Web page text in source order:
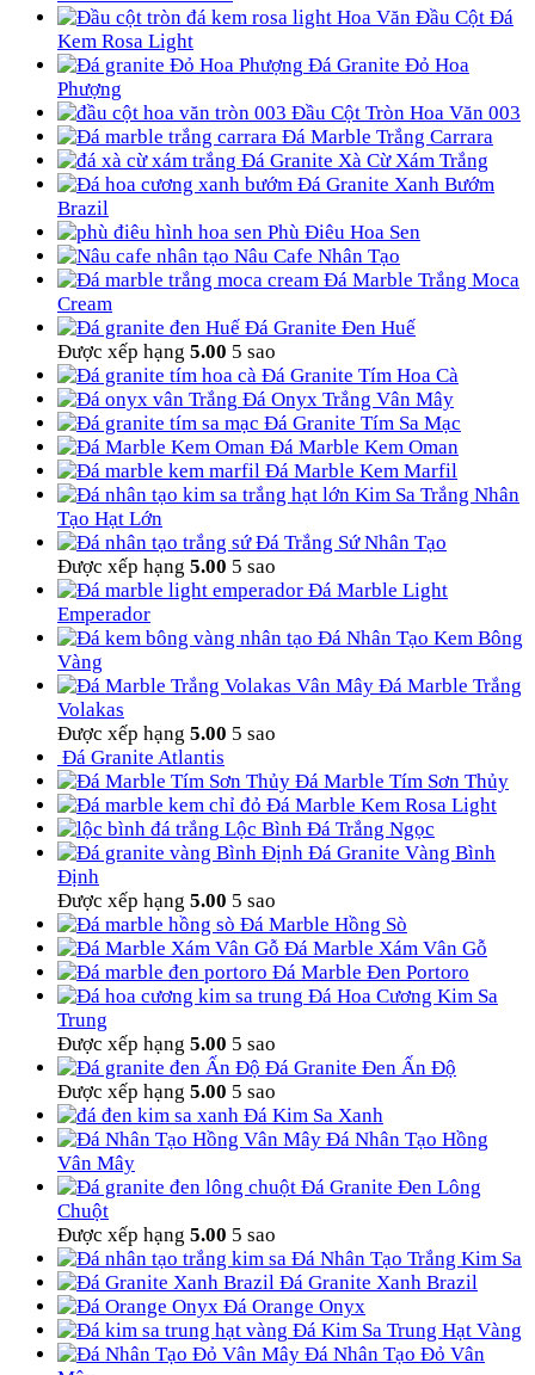
Hoa Văn Đầu Cột Đá
Kem Rosa Light
Đá Granite Đỏ Hoa
Phượng
Đầu Cột Tròn Hoa Văn 003
Đá Marble Trắng Carrara
Đá Granite Xà Cừ Xám Trắng
Đá Granite Xanh Bướm
Brazil
Phù Điêu Hoa Sen
Nâu Cafe Nhân Tạo
Đá Marble Trắng Moca
Cream
Đá Granite Đen Huế
Được xếp hạng 5.00 5 sao
Đá Granite Tím Hoa Cà
Đá Onyx Trắng Vân Mây
Đá Granite Tím Sa Mạc
Đá Marble Kem Oman
Đá Marble Kem Marfil
Kim Sa Trắng Nhân
Tạo Hạt Lớn
Đá Trắng Sứ Nhân Tạo
Được xếp hạng 5.00 5 sao
Đá Marble Light
Emperador
Đá Nhân Tạo Kem Bông
Vàng
Đá Marble Trắng
Volakas
Được xếp hạng 5.00 5 sao
Đá Granite Atlantis
Đá Marble Tím Sơn Thủy
Đá Marble Kem Rosa Light
Lộc Bình Đá Trắng Ngọc
Đá Granite Vàng Bình
Định
Được xếp hạng 5.00 5 sao
Đá Marble Hồng Sò
Đá Marble Xám Vân Gỗ
Đá Marble Đen Portoro
Đá Hoa Cương Kim Sa
Trung
Được xếp hạng 5.00 5 sao
Đá Granite Đen Ấn Độ
Được xếp hạng 5.00 5 sao
Đá Kim Sa Xanh
Đá Nhân Tạo Hồng
Vân Mây
Đá Granite Đen Lông
Chuột
Được xếp hạng 5.00 5 sao
Đá Nhân Tạo Trắng Kim Sa
Đá Granite Xanh Brazil
Đá Orange Onyx
Đá Kim Sa Trung Hạt Vàng
Đá Nhân Tạo Đỏ Vân